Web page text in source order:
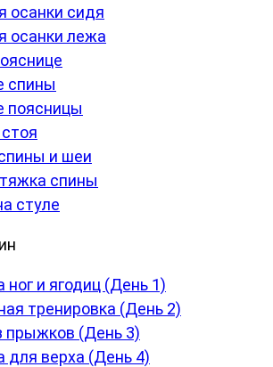
осанки сидя
осанки лежа
спины
поясницы
и шеи
спины
стуле
ног и ягодиц (День 1)
тренировка (День 2)
прыжков (День 3)
для верха (День 4)